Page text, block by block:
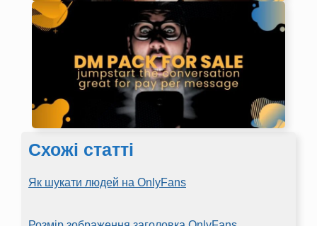
Схожі статті
Як шукати людей на OnlyFans